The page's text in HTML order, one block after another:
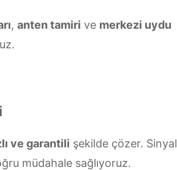
, anten tamiri ve merkezi uydu
ve garantili şekilde çözer. Sinyal
müdahale sağlıyoruz.